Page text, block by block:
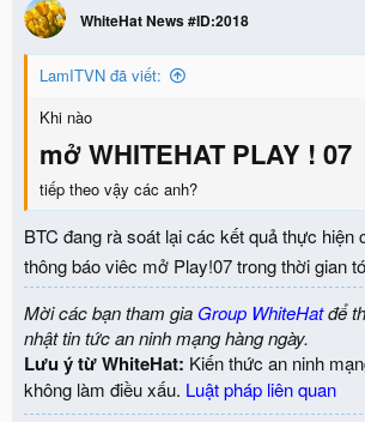
WhiteHat News #ID:2018
LamITVN đã viết:
Khi nào
mở WHITEHAT PLAY ! 07
tiếp theo vậy các anh?
BTC đang rà soát lại các kết quả thực hiện
thông báo viêc mở Play!07 trong thời gian
Mời các bạn tham gia Group WhiteHatđể
nhật tin tức an ninh mạng hàng ngày.
Lưu ý từ WhiteHat: Kiến thức an ninh
không làm điều xấu. Luật pháp liên quan